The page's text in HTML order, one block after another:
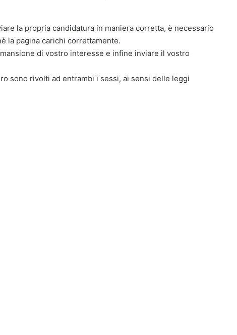
la propria candidatura in maniera corretta, è necessario
la pagina carichi correttamente.
di vostro interesse e infine inviare il vostro
sono rivolti ad entrambi i sessi, ai sensi delle leggi